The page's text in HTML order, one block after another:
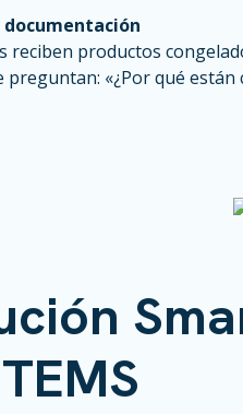
documentación
reciben productos
«¿Por qué están